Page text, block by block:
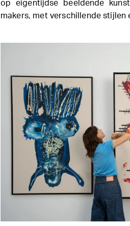
op eigentijdse beeldende
makers, met verschillende stijlen